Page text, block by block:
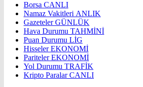
Borsa CANLI
Namaz Vakitleri ANLIK
GazetelerGÜNLÜK
Hava Durumu TAHMİNİ
Puan Durumu LİG
HisselerEKONOMİ
ParitelerEKONOMİ
Yol Durumu TRAFİK
Kripto ParalarCANLI